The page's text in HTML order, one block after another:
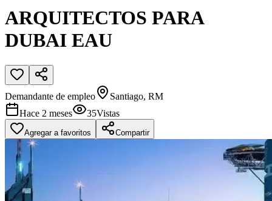
ARQUITECTOS PARA
DUBAI EAU
Demandante de empleo
Santiago, RM
Hace 2 meses
35Vistas
Agregar a favoritos Compartir